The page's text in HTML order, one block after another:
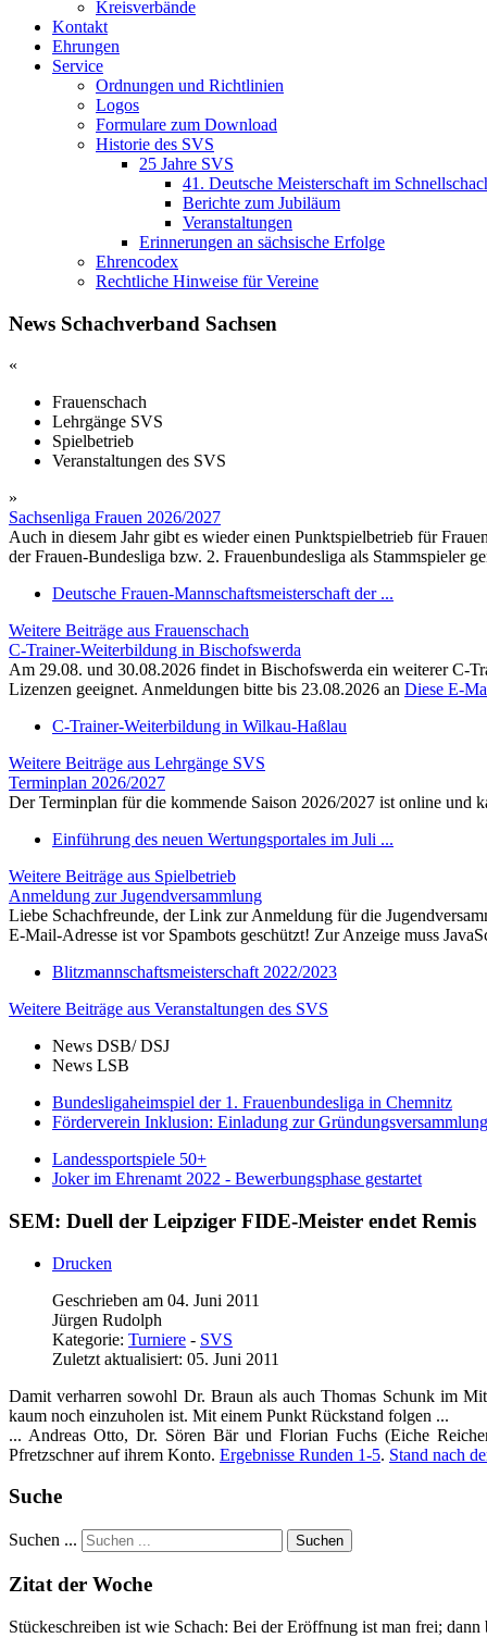
Kreisverbände
Kontakt
Ehrungen
Service
Ordnungen und Richtlinien
Logos
Formulare zum Download
Historie des SVS
25 Jahre SVS
41. Deutsche Meisterschaft im
Berichte zum Jubiläum
Veranstaltungen
Erinnerungen an sächsische Erfolge
Ehrencodex
Rechtliche Hinweise für Vereine
News Schachverband Sachsen
«
Frauenschach
Lehrgänge SVS
Spielbetrieb
Veranstaltungen des SVS
»
Sachsenliga Frauen 2026/2027
Auch in diesem Jahr gibt es wieder einen Punktspielbetrieb für
der Frauen-Bundesliga bzw. 2. Frauenbundesliga als Stammspieler
Deutsche Frauen-Mannschaftsmeisterschaft der ...
Weitere Beiträge aus Frauenschach
C-Trainer-Weiterbildung in Bischofswerda
Am 29.08. und 30.08.2026 findet in Bischofswerda ein weiterer C-
Lizenzen geeignet. Anmeldungen bitte bis 23.08.2026 an Diese E-
C-Trainer-Weiterbildung in Wilkau-Haßlau
Weitere Beiträge aus Lehrgänge SVS
Terminplan 2026/2027
Der Terminplan für die kommende Saison 2026/2027 ist online und
Einführung des neuen Wertungsportales im Juli ...
Weitere Beiträge aus Spielbetrieb
Anmeldung zur Jugendversammlung
Liebe Schachfreunde, der Link zur Anmeldung für die
E-Mail-Adresse ist vor Spambots geschützt! Zur Anzeige muss
Blitzmannschaftsmeisterschaft 2022/2023
Weitere Beiträge aus Veranstaltungen des SVS
News DSB/ DSJ
News LSB
Bundesligaheimspiel der 1. Frauenbundesliga in Chemnitz
Förderverein Inklusion: Einladung zur Gründungsversammlung
Landessportspiele 50+
Joker im Ehrenamt 2022 - Bewerbungsphase gestartet
SEM: Duell der Leipziger FIDE-Meister endet Remis
Drucken
Geschrieben am 04. Juni 2011
Jürgen Rudolph
Kategorie: Turniere - SVS
Zuletzt aktualisiert: 05. Juni 2011
Damit verharren sowohl Dr. Braun als auch Thomas Schunk im
kaum noch einzuholen ist. Mit einem Punkt Rückstand folgen ...
... Andreas Otto, Dr. Sören Bär und Florian Fuchs (Eiche
Pfretzschner auf ihrem Konto. Ergebnisse Runden 1-5. Stand nach
Suche
Suchen ... Suchen
Zitat der Woche
Stückeschreiben ist wie Schach: Bei der Eröffnung ist man frei;